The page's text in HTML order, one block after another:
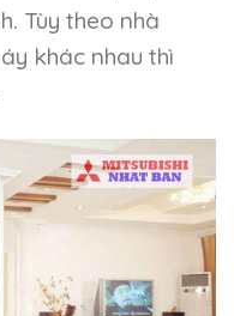
Tùy theo nhà
khác nhau thì